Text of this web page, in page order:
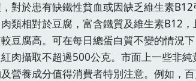
對於患有缺鐵性貧血或因缺乏維生素B12
類相對於豆腐，富含鐵質及維生素B12
豆腐高。可在每日總蛋白質不變的情況
肉攝取不超過500公克。市面上一些非純
營養成分值得消費者特別注意。例如，